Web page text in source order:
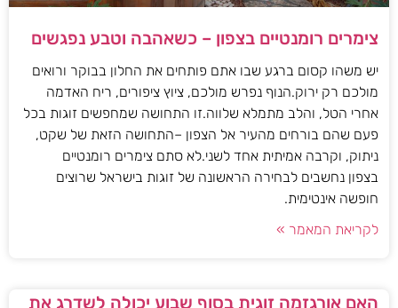
צימרים רומנטיים בצפון – כשאהבה וטבע נפגשים
יש משהו קסום ברגע שבו אתם פותחים את החלון בבוקר ורואים
מולכם רק ירוק.הנוף נפרש מולכם, ציוץ ציפורים, ריח האדמה
אחרי הטל, והלב מתמלא שלווה.זו התחושה שמחפשים זוגות בכל
פעם שהם בורחים מהעיר אל הצפון –התחושה הזאת של שקט,
ניתוק, וקרבה אמיתית אחד לשני.לא סתם צימרים רומנטיים
בצפון נחשבים לבחירה הראשונה של זוגות בישראל שרוצים
חופשה אינטימית.
לקריאת המאמר »
האם אורגזמה זוגית בסוף שבוע יכולה לשדרג את